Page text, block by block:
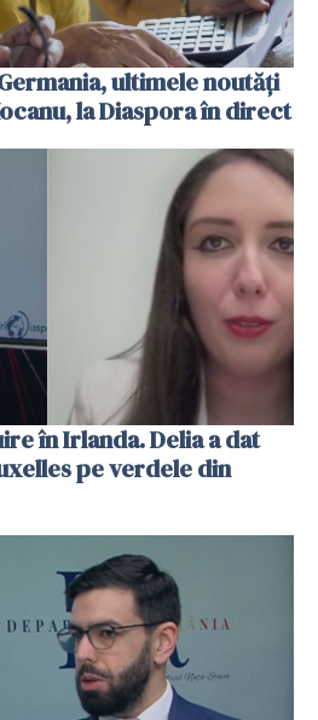
ultimele noutăți
la Diaspora în direct
în Irlanda. Delia a dat
pe verdele din